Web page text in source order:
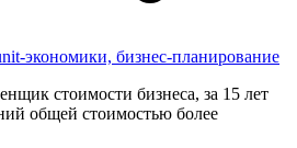
экономики, бизнес-планирование
стоимости бизнеса, за 15 лет
общей стоимостью более